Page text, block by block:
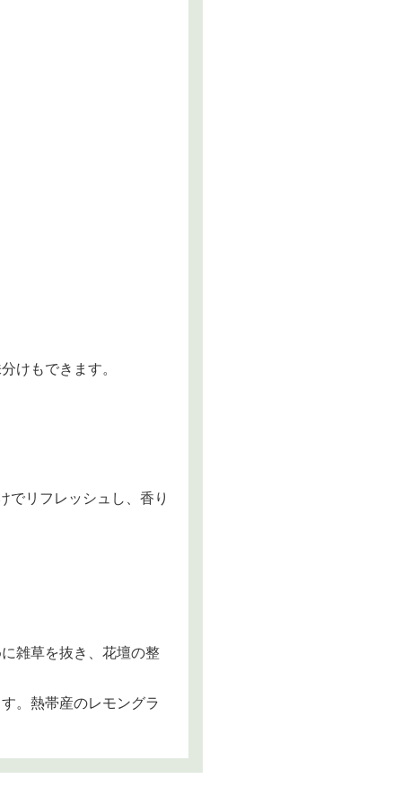
けもできます。
でリフレッシュし、香り
雑草を抜き、花壇の整
。熱帯産のレモングラ